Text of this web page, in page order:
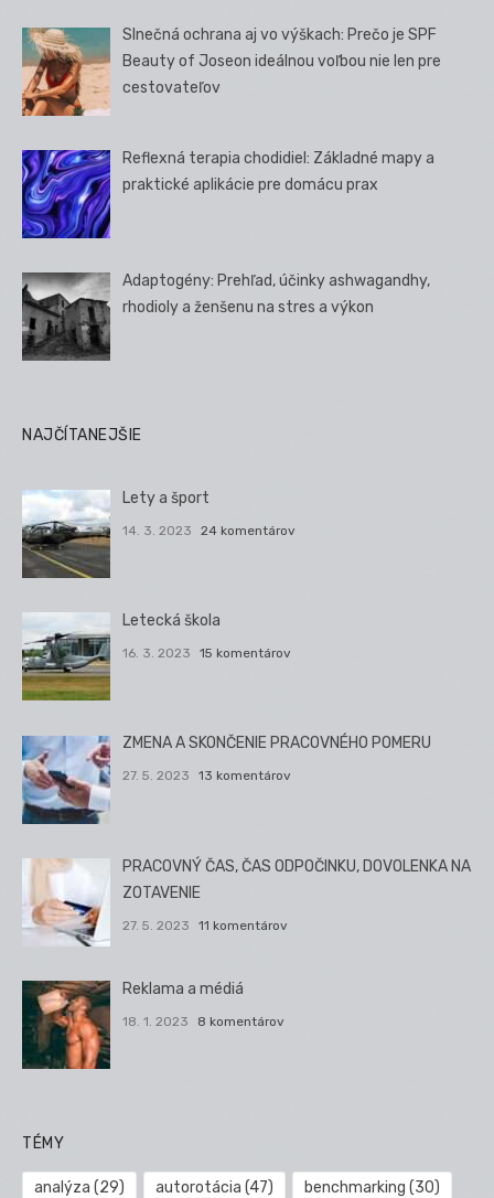
Slnečná ochrana aj vo výškach: Prečo je SPF
Beauty of Joseon ideálnou voľbou nie len pre
cestovateľov
Reflexná terapia chodidiel: Základné mapy a
praktické aplikácie pre domácu prax
Adaptogény: Prehľad, účinky ashwagandhy,
rhodioly a ženšenu na stres a výkon
NAJČÍTANEJŠIE
Lety a šport
14. 3. 2023 24 komentárov
Letecká škola
16. 3. 2023 15 komentárov
ZMENA A SKONČENIE PRACOVNÉHO POMERU
27. 5. 2023 13 komentárov
PRACOVNÝ ČAS, ČAS ODPOČINKU, DOVOLENKA NA
ZOTAVENIE
27. 5. 2023 11 komentárov
Reklama a médiá
18. 1. 2023 8 komentárov
TÉMY
analýza (29) autorotácia (47) benchmarking (30)